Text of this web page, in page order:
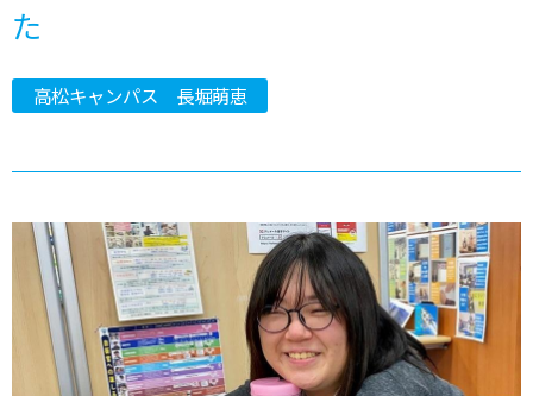
た
高松キャンパス 長堀萌恵